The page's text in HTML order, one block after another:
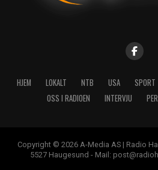
HJEM LOKALT NTB USA SPORT
OSS I RADIOEN
INTERVJU
Copyright © 2026 A-Media AS | Radio
5527 Haugesund - Mail: